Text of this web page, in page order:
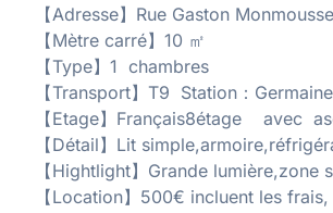
【Adresse】Rue Gaston
【Mètre carré】10 ㎡
【Type】1 chambres
【Transport】T9 Station：
【Etage】Français8étage avec
【Détail】Lit
【Hightlight】Grande lumière,zone
【Location】500€ incluent les